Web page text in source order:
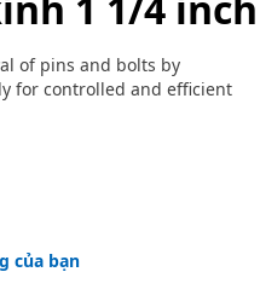
of pins and bolts by
for controlled and efficient
của bạn